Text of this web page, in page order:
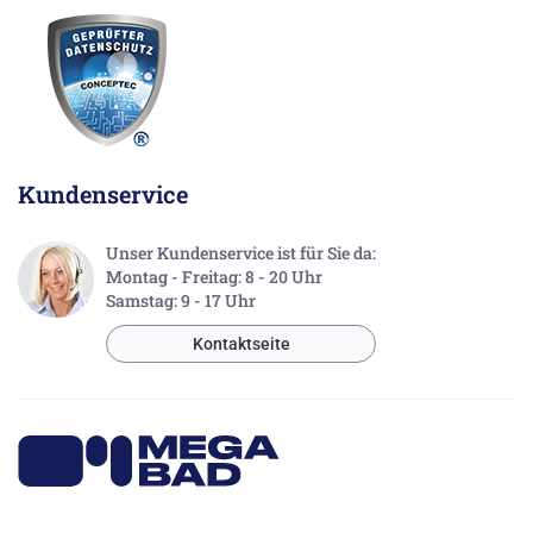
Wanneneinlauf 225mm ,1/2" mit automatischer
Umstellung (13502380)
Wanneneinlauf 165mm ,1/2" mit automatischer
Umstellung (13501380)
Wanneneinlauf 225mm ,1/2" mit automatischer
Bidetauslauf 125mm, 1/2" (13900380)
Madison:
Waschtisch-Dreilochbatterie 135mm (20700360)
Waschtisch-Dreilochbatterie 135mm gültig bis
31.07.09 (20700360_310709)
Wannen-Vierlochbatterie 225mm (27502360)
Bidet-Dreilochbatterie 125mm (24610360)
Kundenservice
Unser Kundenservice ist für Sie da:
Montag - Freitag: 8 - 20 Uhr
Samstag: 9 - 17 Uhr
Kontaktseite